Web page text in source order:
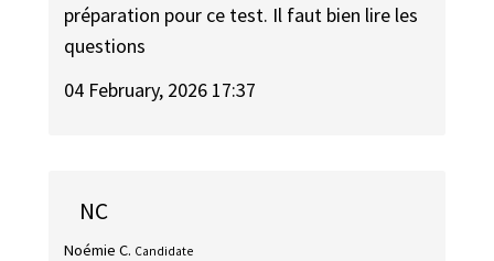
préparation pour ce test. Il faut bien lire les
questions
04 February, 2026 17:37
NC
Noémie C. Candidate